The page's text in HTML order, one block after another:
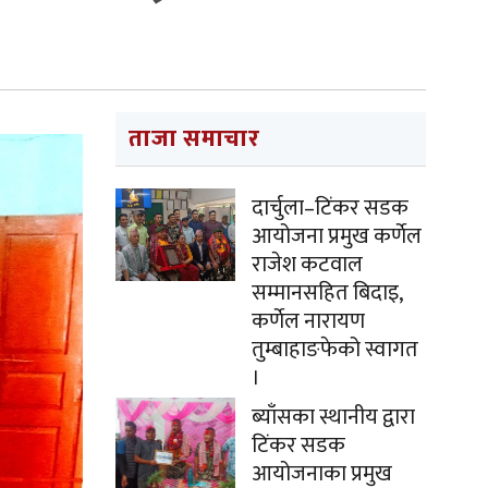
ताजा समाचार
दार्चुला–टिंकर सडक
आयोजना प्रमुख कर्णेल
राजेश कटवाल
सम्मानसहित बिदाइ,
कर्णेल नारायण
तुम्बाहाङफेको स्वागत
।
ब्याँसका स्थानीय द्वारा
टिंकर सडक
आयोजनाका प्रमुख